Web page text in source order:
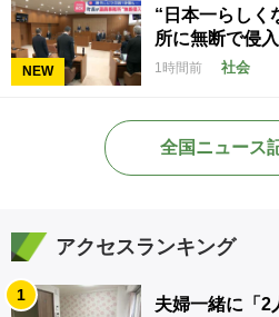
NEW
“日本一らし
所に無断で侵
1時間前 社会
全国ニュース
アクセスランキング
1
夫婦一緒に「2